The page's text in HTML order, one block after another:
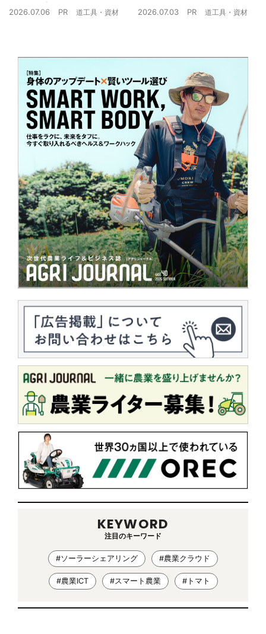
ザミウマ対策
2026.07.06 PR 道工具・資材
農業現場の“スマホの弱点”を
2026.07.03 PR 道工具・資材
KEYWORD
注目のキーワード
#ソーラーシェアリング #農業クラウド
#農業ICT #スマート農業 #トマト